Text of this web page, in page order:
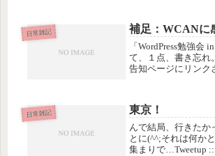
ならず２話くらい見
住みながら、こっち
日常雑記 補足：WCANに
「WordPress勉強会
て、１点、書き忘れ
告知ページにリンク
いうのも、悩ましい
は、ビジネス系MLや
日常雑記 東京！
んで結局、行きたか
とに(^^;それは何か
集まりで…Tweetup